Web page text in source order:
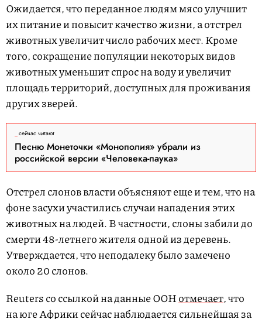
Ожидается, что переданное людям мясо улучшит
их питание и повысит качество жизни, а отстрел
животных увеличит число рабочих мест. Кроме
того, сокращение популяции некоторых видов
животных уменьшит спрос на воду и увеличит
площадь территорий, доступных для проживания
других зверей.
сейчас читают
Песню Монеточки «Монополия» убрали из
российской версии «Человека-паука»
Отстрел слонов власти объясняют еще и тем, что на
фоне засухи участились случаи нападения этих
животных на людей. В частности, слоны забили до
смерти 48-летнего жителя одной из деревень.
Утверждается, что неподалеку было замечено
около 20 слонов.
Reuters со ссылкой на данные ООНотмечает, что
на юге Африки сейчас наблюдается сильнейшая за